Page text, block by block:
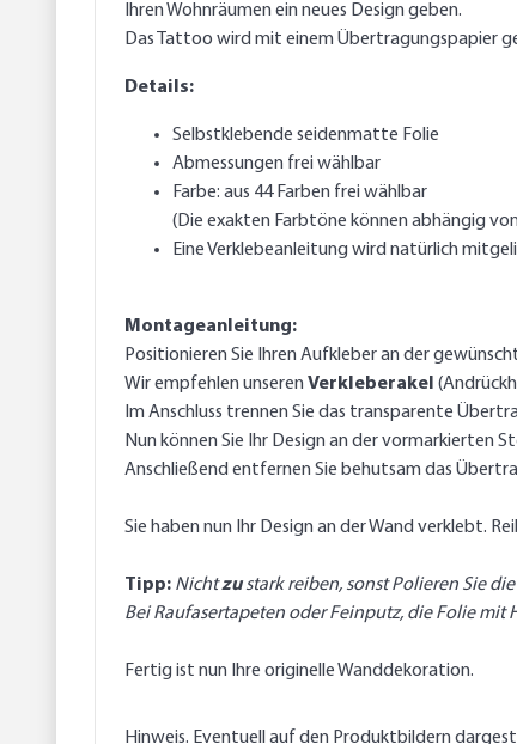
Ihren Wohnräumen ein neues Design geben.
Das Tattoo wird mit einem Übertragungspapier
Details:
Selbstklebende seidenmatte Folie
Abmessungen frei wählbar
Farbe: aus 44 Farben frei wählbar
(Die exakten Farbtöne können abhängig
Eine Verklebeanleitung wird natürlich
Montageanleitung:
Positionieren Sie Ihren Aufkleber an der
Wir empfehlen unseren Verkleberakel
Im Anschluss trennen Sie das transparente
Nun können Sie Ihr Design an der vormarkierten
Anschließend entfernen Sie behutsam das
Sie haben nun Ihr Design an der Wand verklebt.
Tipp: Nichtzustark reiben, sonst Polieren Sie
Bei Raufasertapeten oder Feinputz, die Folie mit
Fertig ist nun Ihre originelle Wanddekoration.
Hinweis. Eventuell auf den Produktbildern